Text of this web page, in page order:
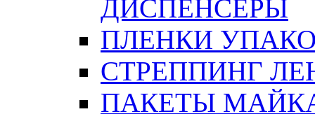
ДИСПЕНСЕРЫ
ПЛЕНКИ
СТРЕППИНГ
ПАКЕТЫ